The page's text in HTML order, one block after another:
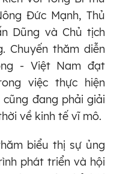
Đức Mạnh, Thủ
Dũng và Chủ tịch
Chuyến thăm diễn
- Việt Nam đạt
việc thực hiện
đang phải giải
về kinh tế vĩ mô.
biểu thị sự ủng
phát triển và hội